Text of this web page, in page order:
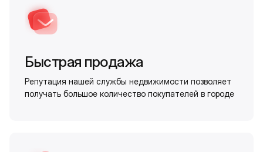
Быстрая продажа
Репутация нашей службы недвижимости позволяет
получать большое количество покупателей в городе